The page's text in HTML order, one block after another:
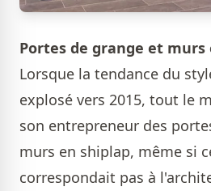
Portes de grange et murs
Lorsque la tendance du
explosé vers 2015, tout le
son entrepreneur des
murs en shiplap, même si
correspondait pas à